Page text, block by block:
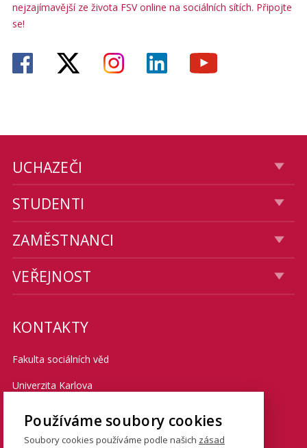
nejzajímavější ze života FSV online na sociálních sítích. Připojte
se!
UCHAZEČI
STUDENTI
ZAMĚSTNANCI
VEŘEJNOST
KONTAKTY
Fakulta sociálních věd
Univerzita Karlova
Praha 1 110 01
Používáme soubory cookies
Soubory cookies používáme podle našich zásad